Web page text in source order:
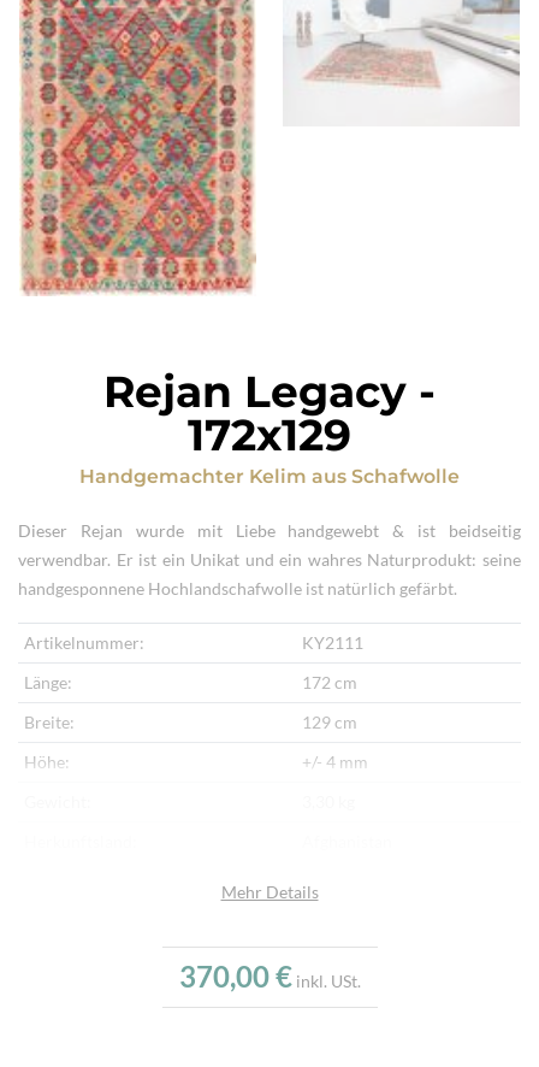
Rejan Legacy -
172x129
Handgemachter Kelim aus Schafwolle
Dieser Rejan wurde mit Liebe handgewebt & ist beidseitig
verwendbar. Er ist ein Unikat und ein wahres Naturprodukt: seine
handgesponnene Hochlandschafwolle ist natürlich gefärbt.
Artikelnummer:
KY2111
Länge:
172 cm
Breite:
129 cm
Höhe:
+/- 4 mm
Mehr Details
370,00 € inkl. USt.